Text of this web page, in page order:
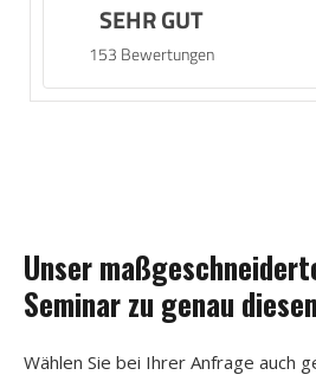
SEHR GUT
153 Bewertungen
Unser
Seminar zu genau
Wählen Sie bei Ihrer Anfrage auch